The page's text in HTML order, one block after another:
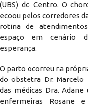
(UBS) do Centro. O
ecoou pelos corredores
rotina de
espaço em cenário
esperança.
O parto ocorreu na
do obstetra Dr. Marcelo
das médicas Dra. Adane
enfermeiras Rosane